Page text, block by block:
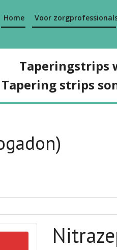
Home Voor
Taperingstrips
Tapering strips